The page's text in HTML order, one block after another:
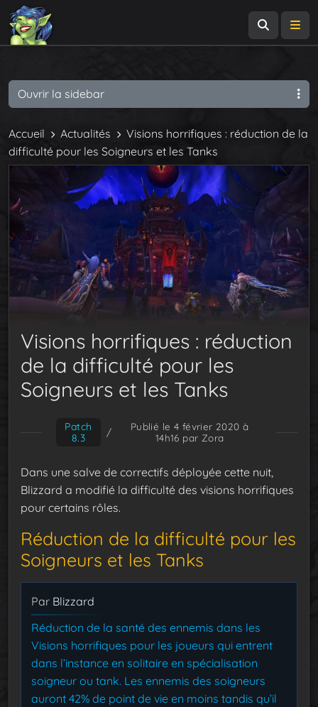
Accueil Actualités
Visions horrifiques : réduction de la
difficulté pour les Soigneurs et les Tanks
Visions horrifiques : réduction
de la difficulté pour les
Soigneurs et les Tanks
Patch
8.3
/
Publié le 4 février 2020 à
14h16 par Zora
Dans une salve de correctifs déployée cette nuit,
Blizzard a modifié la difficulté des visions horrifiques
pour certains rôles.
Réduction de la difficulté pour les
Soigneurs et les Tanks
Par Blizzard
Réduction de la santé des ennemis dans les
Visions horrifiques pour les joueurs qui entrent
dans l’instance en solitaire en spécialisation
soigneur ou tank. Les ennemis des soigneurs
auront 42% de point de vie en moins tandis qu’il
Ouvrir la sidebar